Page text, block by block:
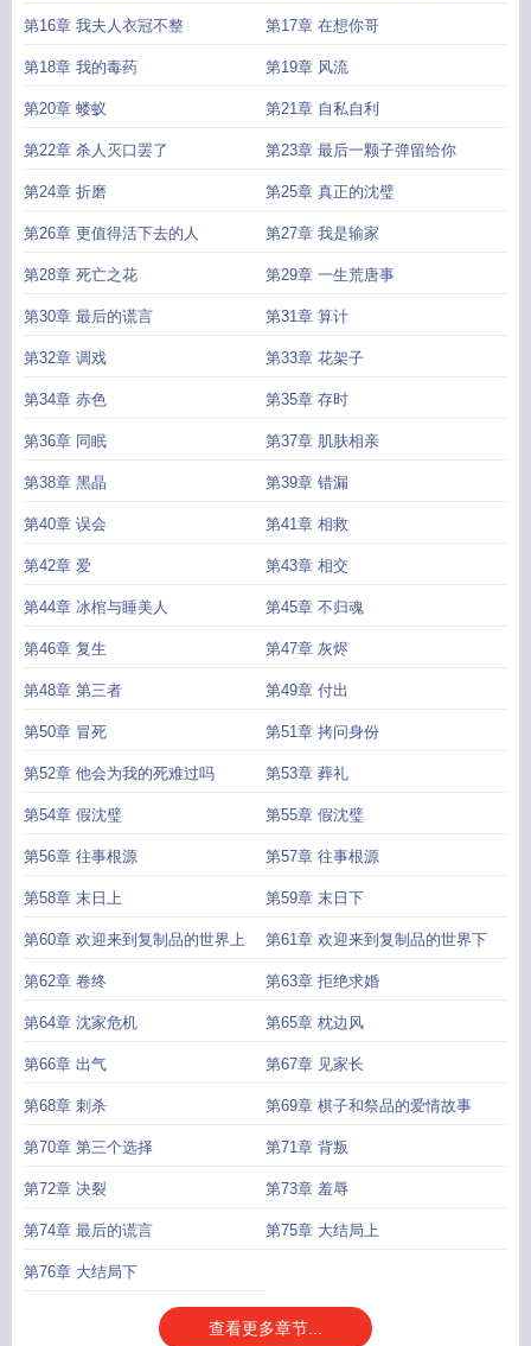
第16章 我夫人衣冠不整 第17章 在想你哥
第18章 我的毒药 第19章 风流
第20章 蝼蚁 第21章 自私自利
第22章 杀人灭口罢了 第23章 最后一颗子弹留给你
第24章 折磨 第25章 真正的沈璧
第26章 更值得活下去的人 第27章 我是输家
第28章 死亡之花 第29章 一生荒唐事
第30章 最后的谎言 第31章 算计
第32章 调戏 第33章 花架子
第34章 赤色 第35章 存时
第36章 同眠 第37章 肌肤相亲
第38章 黑晶 第39章 错漏
第40章 误会 第41章 相救
第42章 爱 第43章 相交
第44章 冰棺与睡美人 第45章 不归魂
第46章 复生 第47章 灰烬
第48章 第三者 第49章 付出
第50章 冒死 第51章 拷问身份
第52章 他会为我的死难过吗 第53章 葬礼
第54章 假沈璧 第55章 假沈璧
第56章 往事根源 第57章 往事根源
第58章 末日上 第59章 末日下
第60章 欢迎来到复制品的世界上 第61章 欢迎来到复制品的世界下
第62章 卷终 第63章 拒绝求婚
第64章 沈家危机 第65章 枕边风
第66章 出气 第67章 见家长
第68章 刺杀 第69章 棋子和祭品的爱情故事
第70章 第三个选择 第71章 背叛
第72章 决裂 第73章 羞辱
第74章 最后的谎言 第75章 大结局上
第76章 大结局下
查看更多章节...